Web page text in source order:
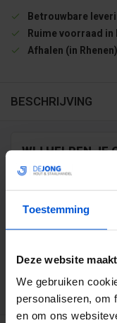
Toestemming
Deze website
We gebruiken
personaliseren, om
en om ons
Betrouwbare
Ruime voorraad
Afhalen (in
BESCHRIJVING
WIJ HELPEN JE
0317 358 228
3194 klanten geven